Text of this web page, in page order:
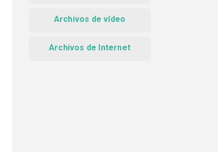
Archivos de vídeo
Archivos de Internet